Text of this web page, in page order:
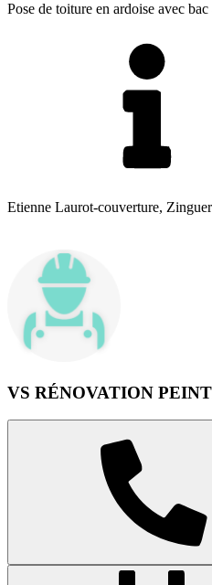
Pose de toiture en ardoise avec
Etienne Laurot-couverture,
VS RÉNOVATION